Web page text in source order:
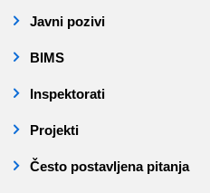
Javni pozivi
BIMS
Inspektorati
Projekti
Često postavljena pitanja